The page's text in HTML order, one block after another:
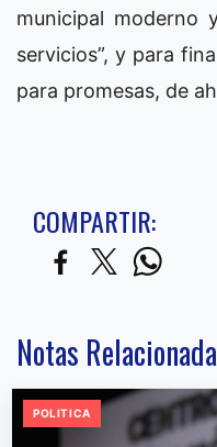
municipal moderno
servicios”, y para
para promesas, de
COMPARTIR:
Notas
POLITICA